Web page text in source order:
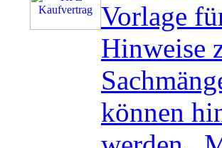
Vorlage
Hinweise
können